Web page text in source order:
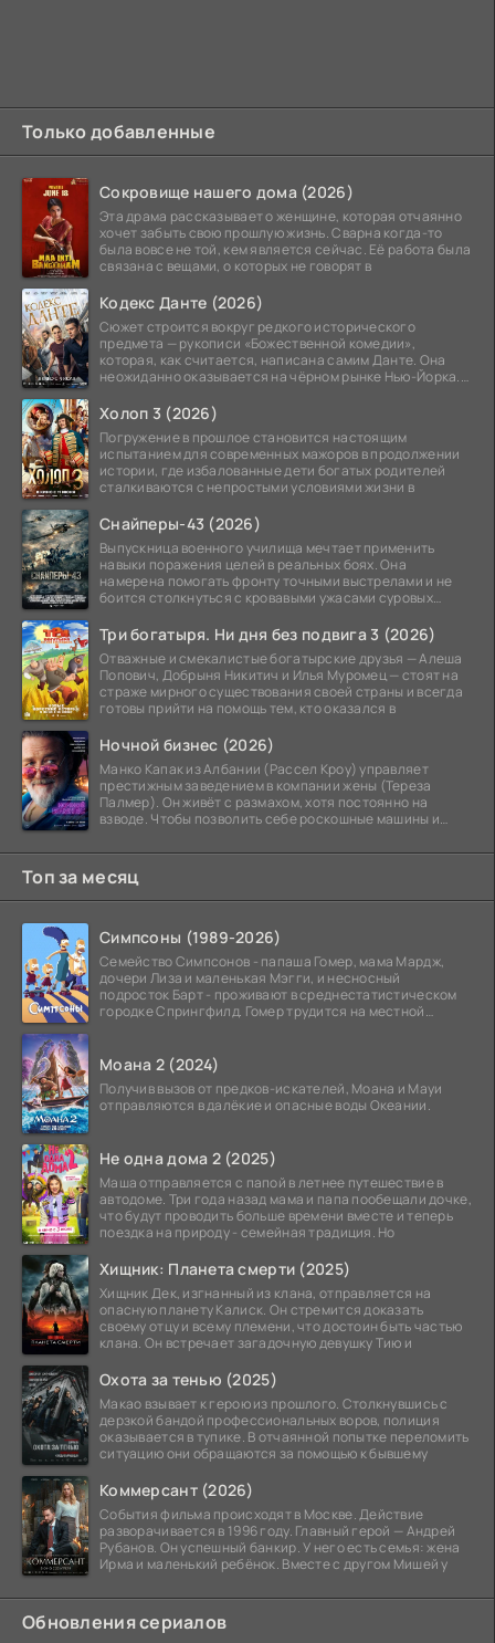
Только добавленные
Сокровище нашего дома (2026)
Эта драма рассказывает о женщине, которая отчаянно
хочет забыть свою прошлую жизнь. Сварна когда-то
была вовсе не той, кем является сейчас. Её работа была
связана с вещами, о которых не говорят в
Кодекс Данте (2026)
Сюжет строится вокруг редкого исторического
предмета — рукописи «Божественной комедии»,
которая, как считается, написана самим Данте. Она
неожиданно оказывается на чёрном рынке Нью-Йорка.
Холоп 3 (2026)
Погружение в прошлое становится настоящим
испытанием для современных мажоров в продолжении
истории, где избалованные дети богатых родителей
сталкиваются с непростыми условиями жизни в
Снайперы-43 (2026)
Выпускница военного училища мечтает применить
навыки поражения целей в реальных боях. Она
намерена помогать фронту точными выстрелами и не
боится столкнуться с кровавыми ужасами суровых
Три богатыря. Ни дня без подвига 3 (2026)
Отважные и смекалистые богатырские друзья — Алеша
Попович, Добрыня Никитич и Илья Муромец — стоят на
страже мирного существования своей страны и всегда
готовы прийти на помощь тем, кто оказался в
Ночной бизнес (2026)
Манко Капак из Албании (Рассел Кроу) управляет
престижным заведением в компании жены (Тереза
Палмер). Он живёт с размахом, хотя постоянно на
взводе. Чтобы позволить себе роскошные машины и
Топ за месяц
Симпсоны (1989-2026)
Семейство Симпсонов - папаша Гомер, мама Мардж,
дочери Лиза и маленькая Мэгги, и несносный
подросток Барт - проживают в среднестатистическом
городке Спрингфилд. Гомер трудится на местной
Моана 2 (2024)
Получив вызов от предков-искателей, Моана и Мауи
отправляются в далёкие и опасные воды Океании.
Не одна дома 2 (2025)
Маша отправляется с папой в летнее путешествие в
автодоме. Три года назад мама и папа пообещали дочке,
что будут проводить больше времени вместе и теперь
поездка на природу - семейная традиция. Но
Хищник: Планета смерти (2025)
Хищник Дек, изгнанный из клана, отправляется на
опасную планету Калиск. Он стремится доказать
своему отцу и всему племени, что достоин быть частью
клана. Он встречает загадочную девушку Тию и
Охота за тенью (2025)
Макао взывает к герою из прошлого. Столкнувшись с
дерзкой бандой профессиональных воров, полиция
оказывается в тупике. В отчаянной попытке переломить
ситуацию они обращаются за помощью к бывшему
Коммерсант (2026)
События фильма происходят в Москве. Действие
разворачивается в 1996 году. Главный герой — Андрей
Рубанов. Он успешный банкир. У него есть семья: жена
Ирма и маленький ребёнок. Вместе с другом Мишей у
Обновления сериалов